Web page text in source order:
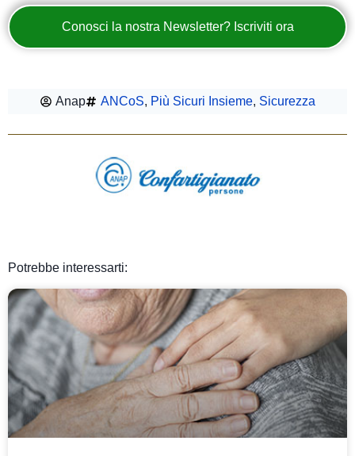
Conosci la nostra Newsletter? Iscriviti ora
Anap ANCoS, Più Sicuri Insieme, Sicurezza
Potrebbe interessarti: